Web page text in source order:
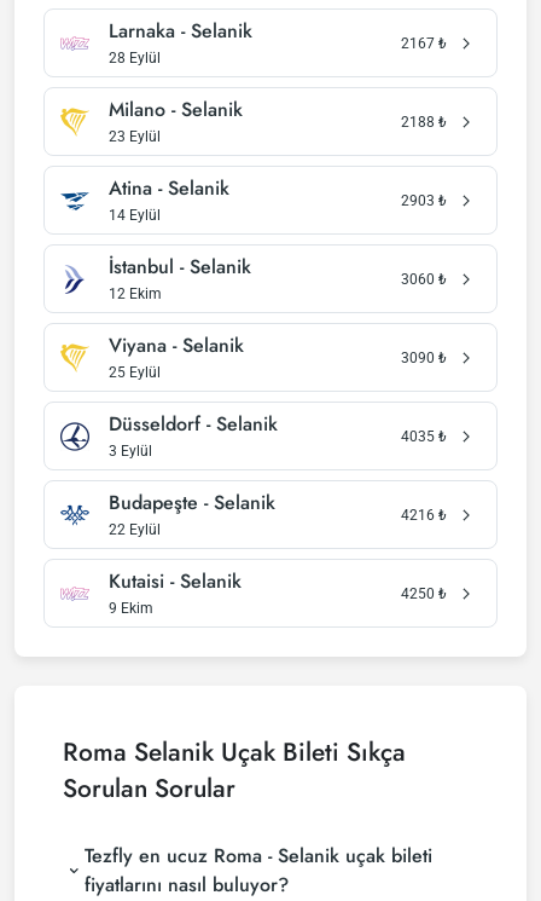
Larnaka - Selanik
28 Eylül
2167 ₺
Milano - Selanik
23 Eylül
2188 ₺
Atina - Selanik
14 Eylül
2903 ₺
İstanbul - Selanik
12 Ekim
3060 ₺
Viyana - Selanik
25 Eylül
3090 ₺
Düsseldorf - Selanik
3 Eylül
4035 ₺
Budapeşte - Selanik
22 Eylül
4216 ₺
Kutaisi - Selanik
9 Ekim
4250 ₺
Roma Selanik Uçak Bileti Sıkça
Sorulan Sorular
Tezfly en ucuz Roma - Selanik uçak bileti
fiyatlarını nasıl buluyor?